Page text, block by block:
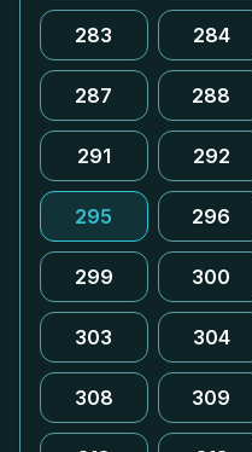
283 284
287 288
291 292
295 296
299 300
303 304
308 309